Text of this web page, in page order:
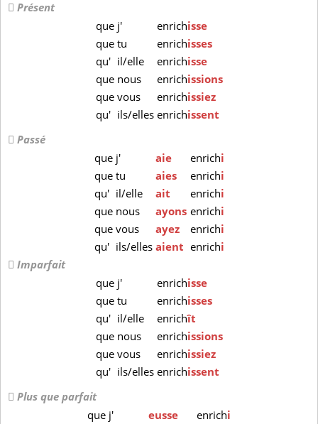
Présent
que j' enrichisse
que tu enrichisses
qu' il/elle enrichisse
que nous enrichissions
que vous enrichissiez
qu' ils/elles enrichissent
Passé
que j' aie enrichi
que tu aies enrichi
qu' il/elle ait enrichi
que nous ayons enrichi
que vous ayez enrichi
qu' ils/elles aient enrichi
Imparfait
que j' enrichisse
que tu enrichisses
qu' il/elle enrichît
que nous enrichissions
que vous enrichissiez
qu' ils/elles enrichissent
Plus que parfait
que j' eusse enrichi